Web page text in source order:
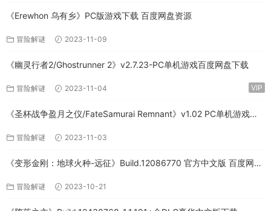
《Erewhon 乌有乡》PC版游戏下载 百度网盘资源
冒险解谜 2023-11-09
《幽灵行者2/Ghostrunner 2》v2.7.23-PC单机游戏百度网盘下载
冒险解谜 2023-11-04 VIP
《圣杯战争盈月之仪/FateSamurai Remnant》v1.02 PC单机游戏下
冒险解谜 2023-11-03
《变形金刚：地球火种-远征》Build.12086770 官方中文版 百度网盘
冒险解谜 2023-10-21